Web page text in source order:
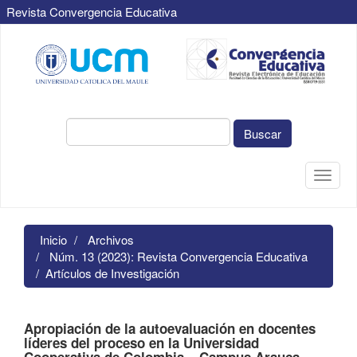
Revista Convergencia Educativa
principal
Contenido
principal
Buscar
Toggle
Inicio
Archivos
Núm. 13 (2023): Revista Convergencia Educativa
Artículos de Investigación
Apropiación de la autoevaluación en docentes
líderes del proceso en la Universidad